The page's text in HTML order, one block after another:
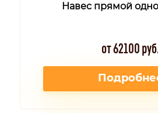
Навес прямой
от 62100